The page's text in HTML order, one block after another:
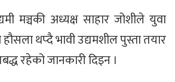
मञ्चकी अध्यक्ष साहार जोशीले युवा
थप्दै भावी उद्यमशील पुस्ता तयार
रहेको जानकारी दिइन ।